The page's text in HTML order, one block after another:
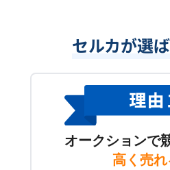
セルカが選
オークションで
高く売れ